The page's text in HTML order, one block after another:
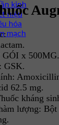
kinh
niệu
hóa
mạch
GÓI x 500MG.
GSK.
62.5 mg.
kháng
lượng: